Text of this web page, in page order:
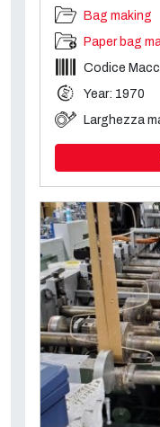
Bag making
Paper bag
Codice
Year: 1970
Larghezza